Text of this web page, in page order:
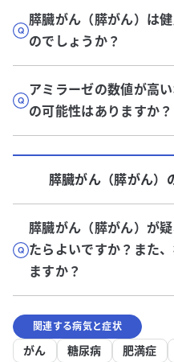
膵臓がん（膵がん）は
のでしょうか？
アミラーゼの数値が高
の可能性はありますか？
膵臓がん（膵がん）
膵臓がん（膵がん）が
たらよいですか？また
ますか？
関連する病気と症状
がん 糖尿病 肥満症